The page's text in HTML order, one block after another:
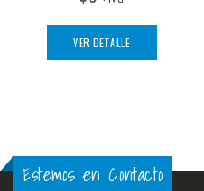
VER DETALLE
Estemos en Contacto